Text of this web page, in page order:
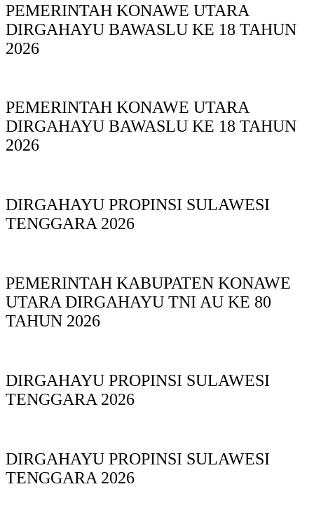
PEMERINTAH KONAWE UTARA
DIRGAHAYU BAWASLU KE 18 TAHUN
2026
PEMERINTAH KONAWE UTARA
DIRGAHAYU BAWASLU KE 18 TAHUN
2026
DIRGAHAYU PROPINSI SULAWESI
TENGGARA 2026
PEMERINTAH KABUPATEN KONAWE
UTARA DIRGAHAYU TNI AU KE 80
TAHUN 2026
DIRGAHAYU PROPINSI SULAWESI
TENGGARA 2026
DIRGAHAYU PROPINSI SULAWESI
TENGGARA 2026